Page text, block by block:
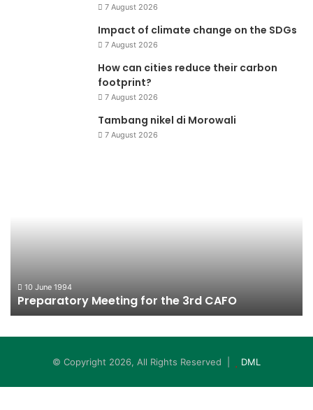
7 August 2026
Impact of climate change on the SDGs
7 August 2026
How can cities reduce their carbon
footprint?
7 August 2026
Tambang nikel di Morowali
7 August 2026
10 June 1994
Preparatory Meeting for the 3rd CAFO
© Copyright 2026, All Rights Reserved | DML